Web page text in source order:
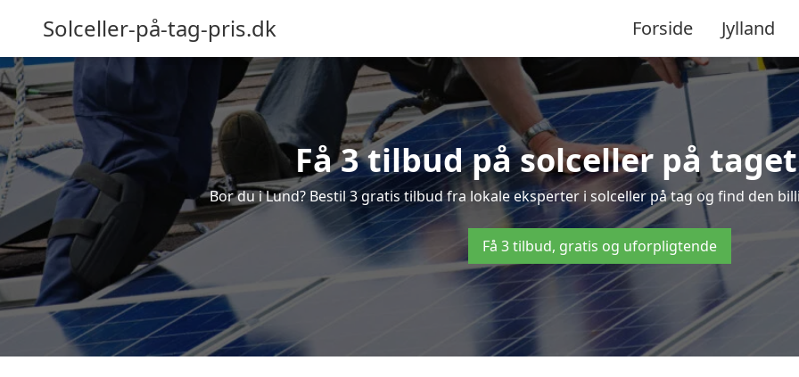
Solceller-på-tag-pris.dk Forside Jylland
Få 3 tilbud på solceller på
Bor du i Lund? Bestil 3 gratis tilbud fra lokale eksperter i solceller på tag og find den
Få 3 tilbud, gratis og uforpligtende